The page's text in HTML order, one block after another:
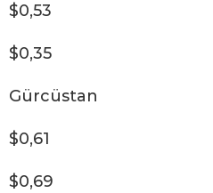
$0,53
$0,35
Gürcüstan
$0,61
$0,69